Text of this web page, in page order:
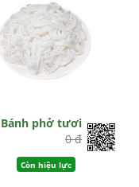
Bánh phở tươi
0 đ
Còn hiệu lực